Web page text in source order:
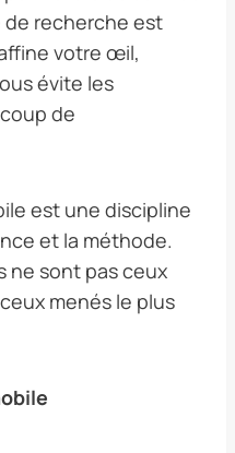
recherche est
votre œil,
évite les
de
est une discipline
et la méthode.
ne sont pas ceux
menés le plus